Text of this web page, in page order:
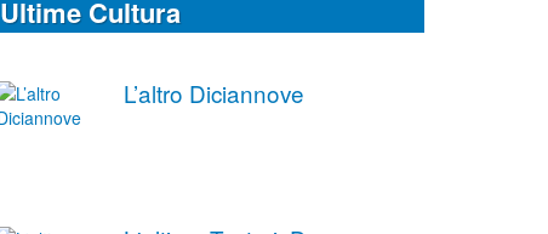
Ultime Cultura
L’altro Diciannove